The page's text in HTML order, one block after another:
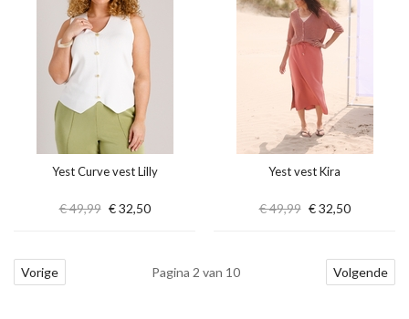
Yest Curve vest Lilly
€ 49,99 € 32,50
Yest vest Kira
€ 49,99 € 32,50
Vorige Pagina 2 van 10 Volgende